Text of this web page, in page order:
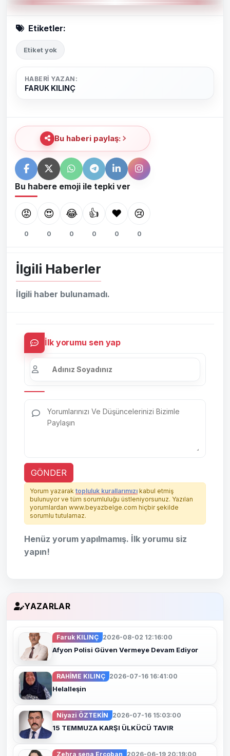
Etiketler:
Etiket yok
HABERI YAZAN:
FARUK KILINÇ
Bu haberi paylaş:
Bu habere emoji ile tepki ver
😡 😍 😂 👍 ❤️ 😢
0 0 0 0 0 0
İlgili Haberler
İlgili haber bulunamadı.
İlk yorumu sen yap
GÖNDER
Yorum yazarak topluluk kurallarımızı kabul etmiş
bulunuyor ve tüm sorumluluğu üstleniyorsunuz. Yazılan
yorumlardan www.beyazbelge.com hiçbir şekilde
sorumlu tutulamaz.
Henüz yorum yapılmamış. İlk yorumu siz
yapın!
YAZARLAR
Faruk KILINÇ 2026-08-02 12:16:00
Afyon Polisi Güven Vermeye Devam Ediyor
RAHİME KILINÇ 2026-07-16 16:41:00
Helalleşin
Niyazi ÖZTEKİN 2026-07-16 15:03:00
15 TEMMUZA KARŞI ÜLKÜCÜ TAVIR
Zehra sena Erçoban 2026-06-19 20:19:00